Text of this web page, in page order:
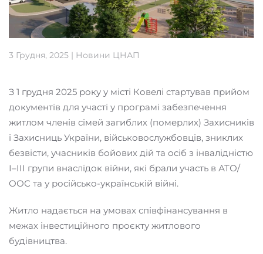
3 Грудня, 2025 | Новини ЦНАП
З 1 грудня 2025 року у місті Ковелі стартував прийом
документів для участі у програмі забезпечення
житлом членів сімей загиблих (померлих) Захисників
і Захисниць України, військовослужбовців, зниклих
безвісти, учасників бойових дій та осіб з інвалідністю
І–III групи внаслідок війни, які брали участь в АТО/
ООС та у російсько-українській війні.
Житло надається на умовах співфінансування в
межах інвестиційного проєкту житлового
будівництва.